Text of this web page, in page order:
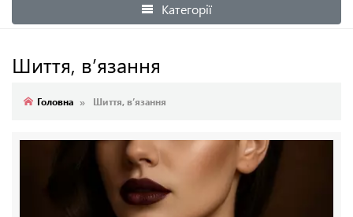
Увійти
Категорії
Шиття, в’язання
Головна Шиття, в’язання